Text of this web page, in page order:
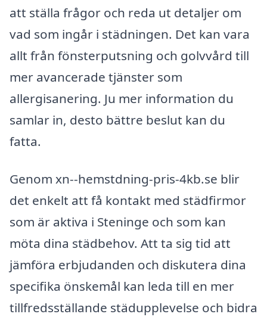
att ställa frågor och reda ut detaljer om
vad som ingår i städningen. Det kan vara
allt från fönsterputsning och golvvård till
mer avancerade tjänster som
allergisanering. Ju mer information du
samlar in, desto bättre beslut kan du
fatta.
Genom xn--hemstdning-pris-4kb.se blir
det enkelt att få kontakt med städfirmor
som är aktiva i Steninge och som kan
möta dina städbehov. Att ta sig tid att
jämföra erbjudanden och diskutera dina
specifika önskemål kan leda till en mer
tillfredsställande städupplevelse och bidra